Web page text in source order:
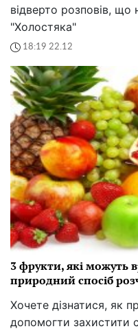
відверто розповів, що
"Холостяка"
18:19 22.12
3 фрукти, які можуть
природний спосіб
Хочете дізнатися, як
допомогти захистити